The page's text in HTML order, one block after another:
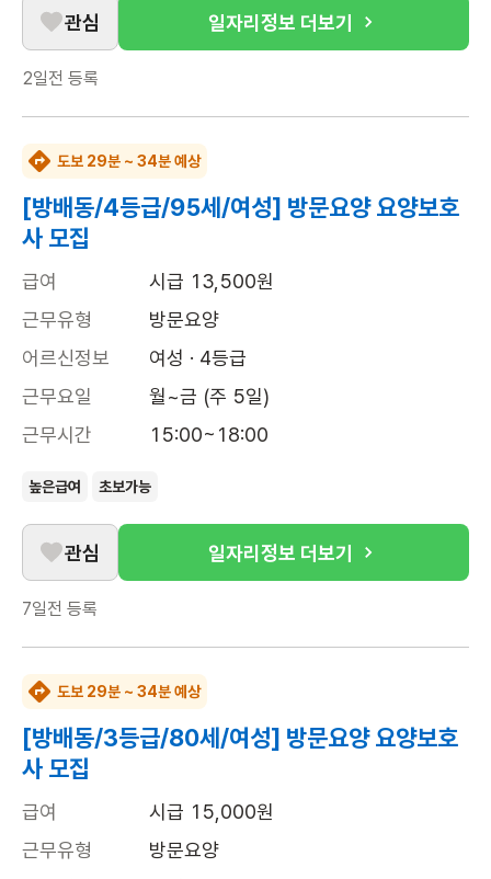
관심 일자리정보 더보기
2일전 등록
도보 29분 ~ 34분 예상
[방배동/4등급/95세/여성] 방문요양 요양보호
사 모집
급여
시급 13,500원
근무유형
방문요양
어르신정보
여성 · 4등급
근무요일
월~금 (주 5일)
근무시간
15:00~18:00
높은급여 초보가능
관심 일자리정보 더보기
7일전 등록
도보 29분 ~ 34분 예상
[방배동/3등급/80세/여성] 방문요양 요양보호
사 모집
급여
시급 15,000원
근무유형
방문요양